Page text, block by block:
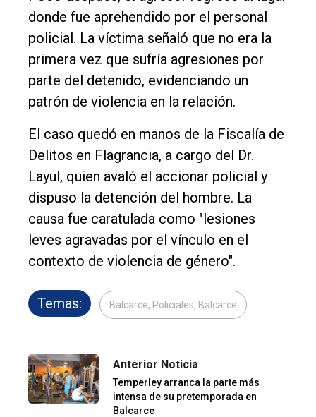
donde fue aprehendido por el personal
policial. La víctima señaló que no era la
primera vez que sufría agresiones por
parte del detenido, evidenciando un
patrón de violencia en la relación.
El caso quedó en manos de la Fiscalía de
Delitos en Flagrancia, a cargo del Dr.
Layul, quien avaló el accionar policial y
dispuso la detención del hombre. La
causa fue caratulada como "lesiones
leves agravadas por el vínculo en el
contexto de violencia de género".
Temas: Balcarce, Policiales, Balcarce
Anterior Noticia
Temperley arranca la parte más
intensa de su pretemporada en
Balcarce